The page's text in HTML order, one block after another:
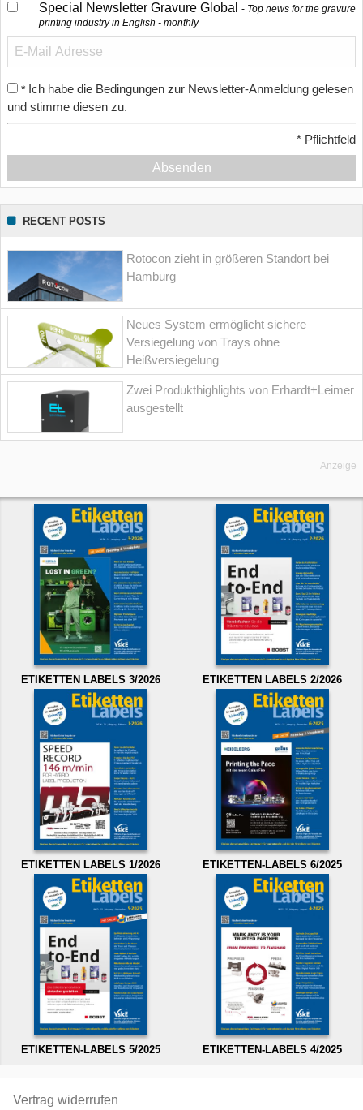
Special Newsletter Gravure Global
Top news for the gravure
printing industry in English - monthly
* Ich habe die Bedingungen zur Newsletter-Anmeldung gelesen
und stimme diesen zu.
* Pflichtfeld
Absenden
RECENT POSTS
Rotocon zieht in größeren Standort bei
Hamburg
Neues System ermöglicht sichere
Versiegelung von Trays ohne
Heißversiegelung
Zwei Produkthighlights von Erhardt+Leimer
ausgestellt
Anzeige
ETIKETTEN LABELS 3/2026 ETIKETTEN LABELS 2/2026
ETIKETTEN LABELS 1/2026 ETIKETTEN-LABELS 6/2025
ETIKETTEN-LABELS 5/2025 ETIKETTEN-LABELS 4/2025
Vertrag widerrufen